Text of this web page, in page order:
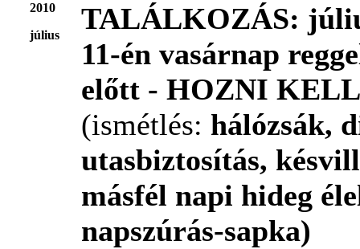
2010
július
TALÁLKOZÁS:
11-én vasárnap
előtt - HOZNI
(ismétlés: hálózsák,
utasbiztosítás,
másfél napi hideg
napszúrás-sapka)